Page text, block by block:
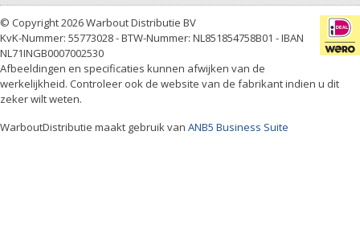
© Copyright 2026 Warbout Distributie BV
KvK-Nummer: 55773028 - BTW-Nummer: NL851854758B01 - IBAN
NL71INGB0007002530
Afbeeldingen en specificaties kunnen afwijken van de
werkelijkheid. Controleer ook de website van de fabrikant indien u dit
zeker wilt weten.
WarboutDistributie maakt gebruik van ANB5 Business Suite